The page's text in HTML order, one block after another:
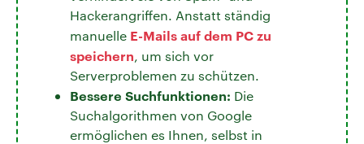
Hackerangriffen. Anstatt ständig
manuelle E-Mails auf dem PC zu
speichern, um sich vor
Serverproblemen zu schützen.
Bessere Suchfunktionen: Die
Suchalgorithmen von Google
ermöglichen es Ihnen, selbst in